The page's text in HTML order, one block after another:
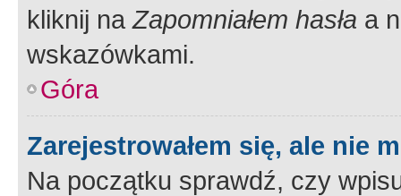
kliknij naZapomniałem hasła a
wskazówkami.
Góra
Zarejestrowałem się, ale nie
Na początku sprawdź, czy